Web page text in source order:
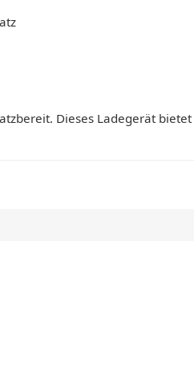
Dieses Ladegerät